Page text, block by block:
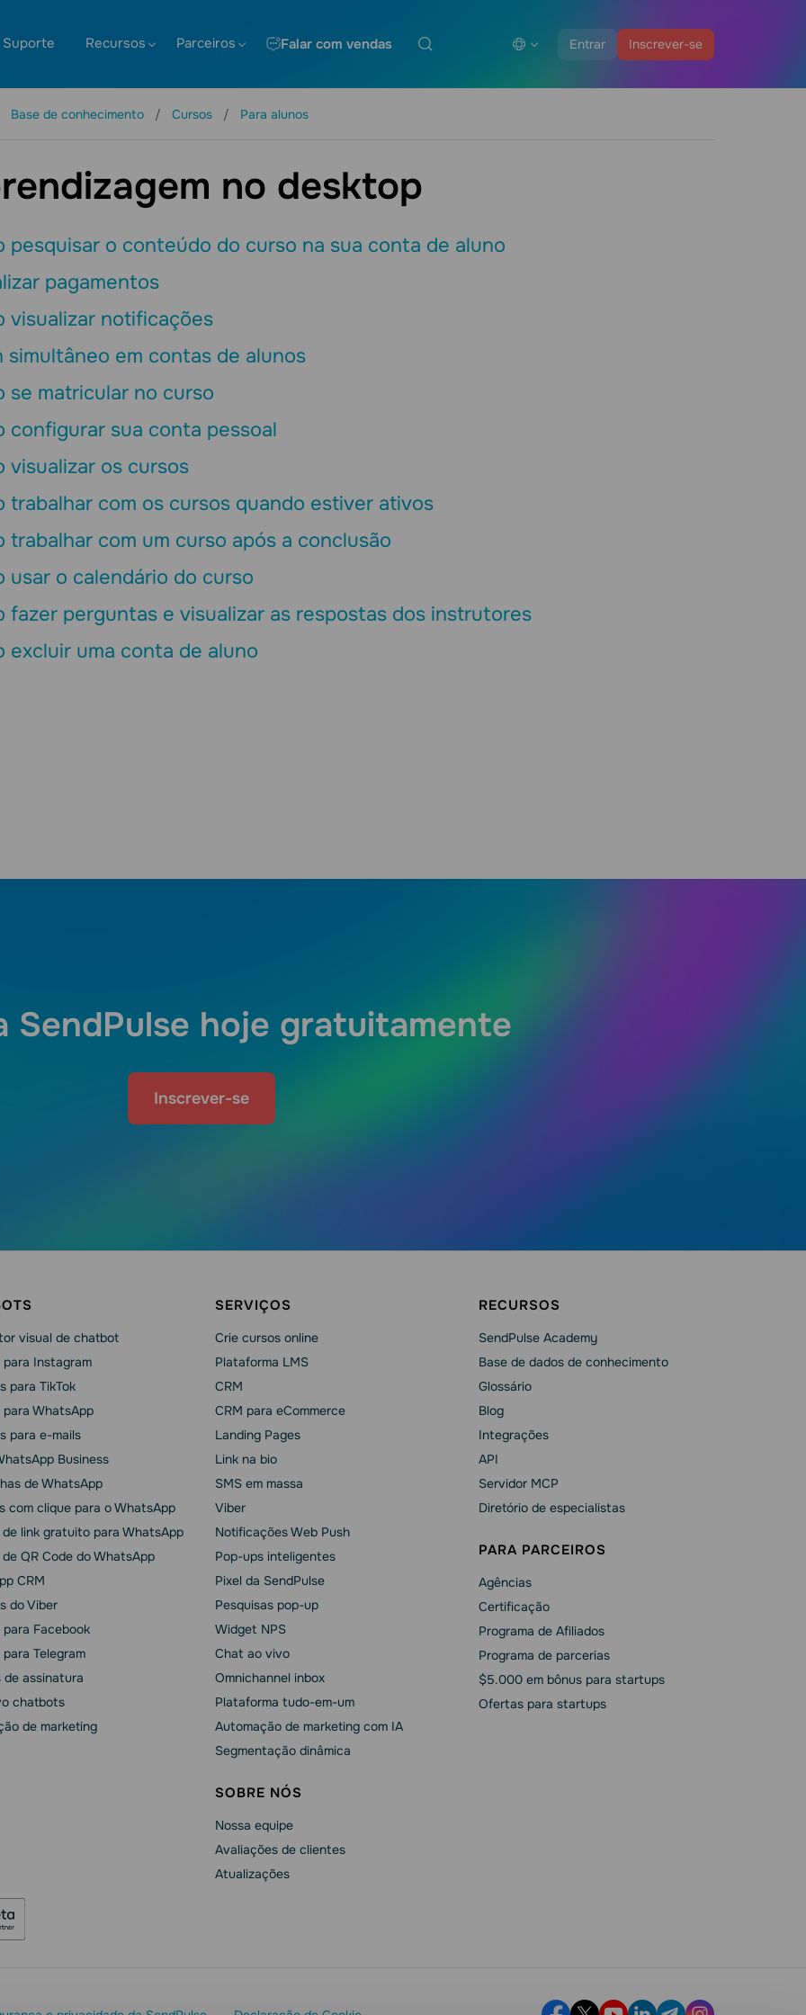
Entrar Inscrever-se
Suporte Recursos Parceiros Falar com vendas
Base de conhecimento Cursos Para alunos
no desktop
pesquisar o conteúdo do curso na sua conta de aluno
pagamentos
visualizar notificações
simultâneo em contas de alunos
se matricular no curso
configurar sua conta pessoal
visualizar os cursos
trabalhar com os cursos quando estiver ativos
trabalhar com um curso após a conclusão
usar o calendário do curso
fazer perguntas e visualizar as respostas dos instrutores
excluir uma conta de aluno
SendPulse hoje gratuitamente
Inscrever-se
visual de chatbot
Instagram
para TikTok
WhatsApp
para e-mails
Business
de WhatsApp
com clique para o WhatsApp
de link gratuito para WhatsApp
QR Code do WhatsApp
CRM
do Viber
Facebook
Telegram
assinatura
chatbots
de marketing
SERVIÇOS
Crie cursos online
Plataforma LMS
CRM
CRM para eCommerce
Landing Pages
Link na bio
SMS em massa
Viber
Notificações Web Push
Pop-ups inteligentes
Pixel da SendPulse
Pesquisas pop-up
Widget NPS
Chat ao vivo
Omnichannel inbox
Plataforma tudo-em-um
Automação de marketing com IA
Segmentação dinâmica
SOBRE NÓS
Nossa equipe
Avaliações de clientes
Atualizações
RECURSOS
SendPulse Academy
Base de dados de conhecimento
Glossário
Blog
Integrações
API
Servidor MCP
Diretório de especialistas
PARA PARCEIROS
Agências
Сertificação
Programa de Afiliados
Programa de parcerias
$5.000 em bônus para startups
Ofertas para startups